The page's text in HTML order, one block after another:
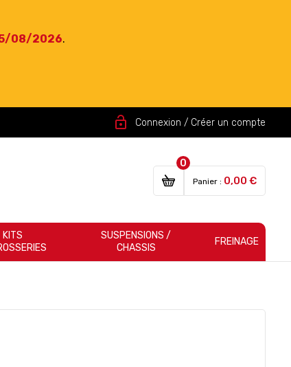
08/2026.
lock_open Connexion / Créer un compte
0
Panier : 0,00 €
KITS
SUSPENSIONS /
CHASSIS
FREINAGE